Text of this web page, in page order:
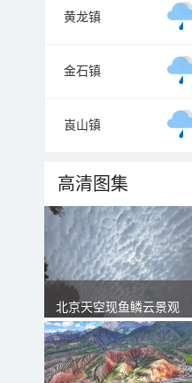
黄龙镇
金石镇
崀山镇
高清图集
北京天空现鱼鳞云景观